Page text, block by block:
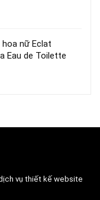
nữ Eclat
Eau de Toilette
vụ thiết kế website